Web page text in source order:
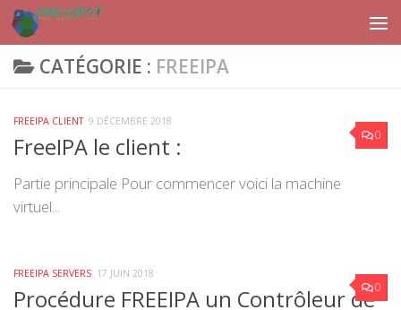
Skip to content
CATÉGORIE : FREEIPA
0
FREEIPA CLIENT 9 DÉCEMBRE 2018
FreeIPA le client :
Partie principale Pour commencer voici la machine
virtuel...
0
FREEIPA SERVERS 17 JUIN 2018
Procédure FREEIPA un Contrôleur de